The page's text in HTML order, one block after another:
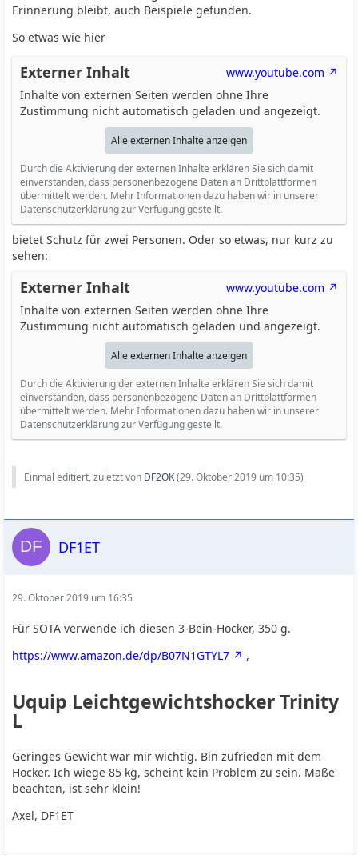
Erinnerung bleibt, auch Beispiele gefunden.
So etwas wie hier
Externer Inhalt
www.youtube.com
Inhalte von externen Seiten werden ohne Ihre
Zustimmung nicht automatisch geladen und angezeigt.
Alle externen Inhalte anzeigen
Durch die Aktivierung der externen Inhalte erklären Sie sich damit
einverstanden, dass personenbezogene Daten an Drittplattformen
übermittelt werden. Mehr Informationen dazu haben wir in unserer
Datenschutzerklärung zur Verfügung gestellt.
bietet Schutz für zwei Personen. Oder so etwas, nur kurz zu
sehen:
Externer Inhalt
www.youtube.com
Inhalte von externen Seiten werden ohne Ihre
Zustimmung nicht automatisch geladen und angezeigt.
Alle externen Inhalte anzeigen
Durch die Aktivierung der externen Inhalte erklären Sie sich damit
einverstanden, dass personenbezogene Daten an Drittplattformen
übermittelt werden. Mehr Informationen dazu haben wir in unserer
Datenschutzerklärung zur Verfügung gestellt.
Einmal editiert, zuletzt von DF2OK(29. Oktober 2019 um 10:35)
DF1ET
29. Oktober 2019 um 16:35
Für SOTA verwende ich diesen 3-Bein-Hocker, 350 g.
https://www.amazon.de/dp/B07N1GTYL7
,
Uquip Leichtgewichtshocker Trinity
L
Geringes Gewicht war mir wichtig. Bin zufrieden mit dem
Hocker. Ich wiege 85 kg, scheint kein Problem zu sein. Maße
beachten, ist sehr klein!
Axel, DF1ET